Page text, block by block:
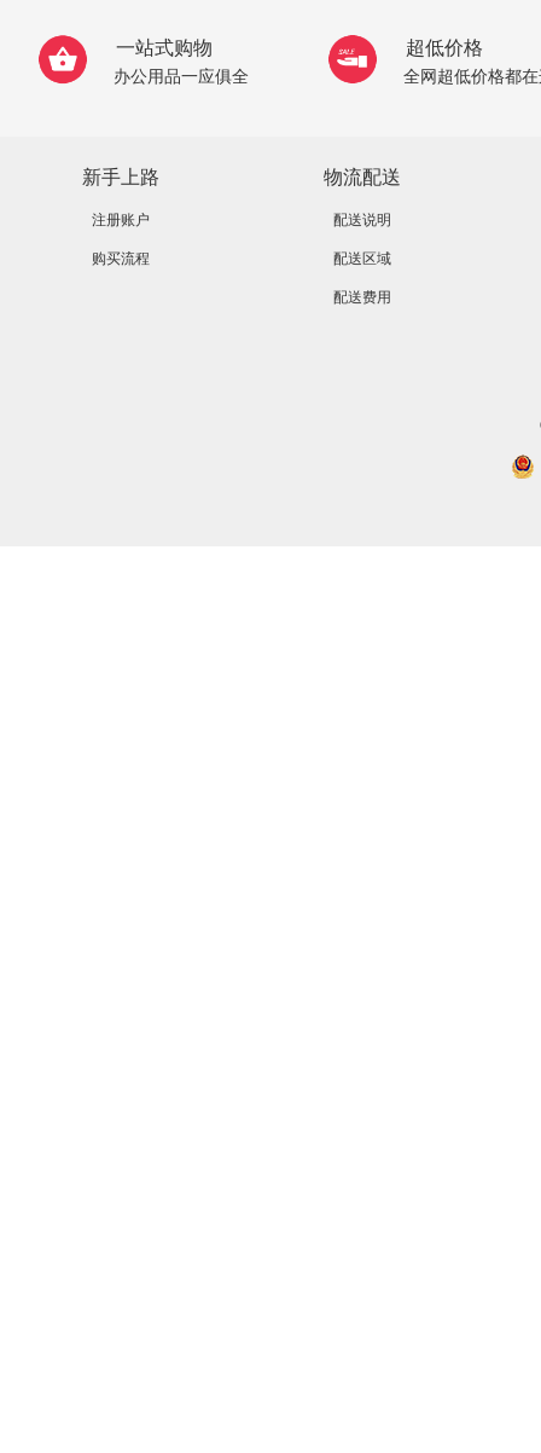
一站式购物
办公用品一应俱全
超低价格
全网超低价格都
新手上路
注册账户
购买流程
物流配送
配送说明
配送区域
配送费用